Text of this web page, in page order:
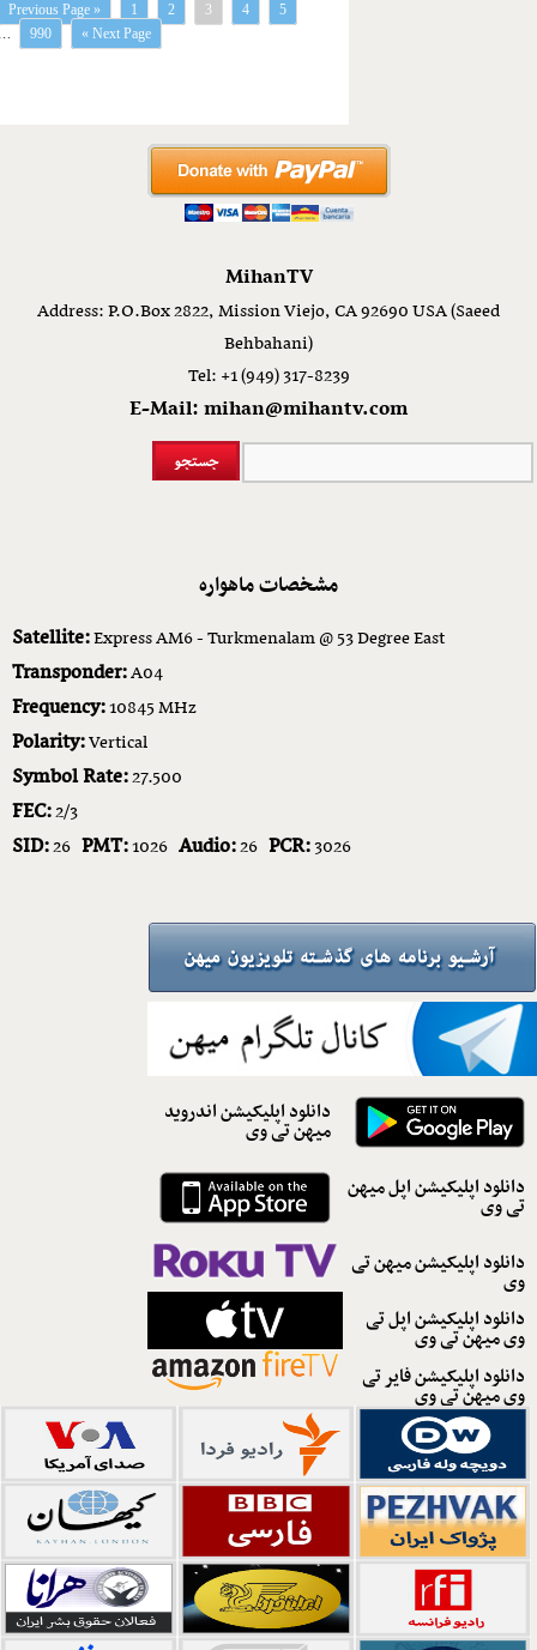
« Previous Page 1 2 3 4 5
990 Next Page »
MihanTV
Address: P.O.Box 2822, Mission Viejo, CA 92690 USA (Saeed
Behbahani)
Tel: +1 (949) 317-8239
E-Mail: mihan@mihantv.com
مشخصات ماهواره
Satellite:Express AM6 - Turkmenalam @ 53 Degree East
Transponder:A04
Frequency:10845 MHz
Polarity:Vertical
Symbol Rate:27.500
FEC:2/3
SID:26 PMT:1026 Audio:26 PCR:3026
دانلود اپلیکیشن اندروید
میهن تی وی
دانلود اپلیکیشن اپل میهن
تی وی
دانلود اپلیکیشن میهن تی
وی
دانلود اپلیکیشن اپل تی
وی میهن تی وی
دانلود اپلیکیشن فایر تی
وی میهن تی وی